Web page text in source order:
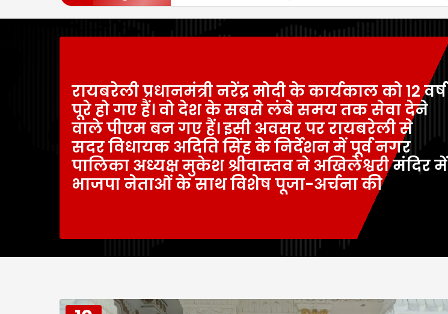
रायबरेली प्रधानमंत्री नरेंद्र मोदी के कार्यकाल को 12 वर्ष
पूरे हो गए हैं। वो देश के सबसे लंबे समय तक सेवा देने
वाले पीएम बन गए हैं। इसी अवसर पर रायबरेली से
सदर विधायक अदिति सिंह के निर्देशन में पूर्व नगर
पालिका अध्यक्ष मुकेश श्रीवास्तव ने अखिलेश्वरी मंदिर में
भाजपा नेताओं के साथ विशेष पूजा-अर्चना की